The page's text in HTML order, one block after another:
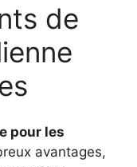
de
pour les
avantages,